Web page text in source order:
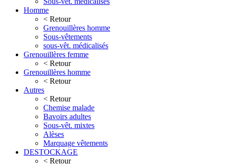
Homme
< Retour
Grenouillères homme
Sous-vêtements
sous-vêt. médicalisés
Grenouillères femme
< Retour
Grenouillères homme
< Retour
Autres
< Retour
Chemise malade
Bavoirs adultes
Sous-vêt. mixtes
Alèses
Marquage vêtements
DESTOCKAGE
< Retour